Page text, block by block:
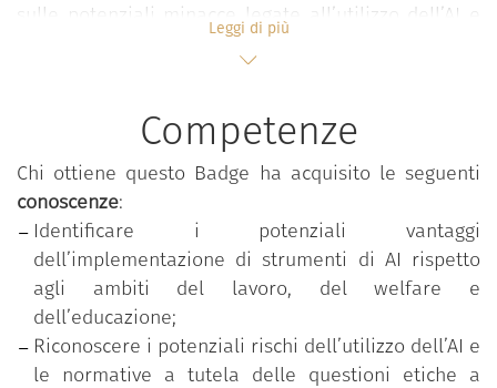
sulle potenziali minacce legate all’utilizzo dell’AI e
alle normative a tutela delle questioni etiche. Sono
stati pertanto proposti alcuni esempi di utilizzo in
Attraverso le parole e le esperienze di personalità
di rilievo nel settore, sono state esplorate diverse
visioni e previsioni legate ai futuri possibili,
evidenziando le molteplici direzioni che potrebbero
prendere gli sviluppi dell'AI, con risvolti sia positivi
che negativi. Infine, sono state esaminate le leggi e
le normative esistenti, fondamentali per garantire
un impiego etico e responsabile di questa
tecnologia emergente.
Leggi di più
Competenze
Chi ottiene questo Badge ha acquisito le seguenti
conoscenze:
Identificare i potenziali vantaggi
dell’implementazione di strumenti di AI rispetto
agli ambiti del lavoro, del welfare e
dell’educazione;
Riconoscere i potenziali rischi dell’utilizzo dell’AI e
le normative a tutela delle questioni etiche a